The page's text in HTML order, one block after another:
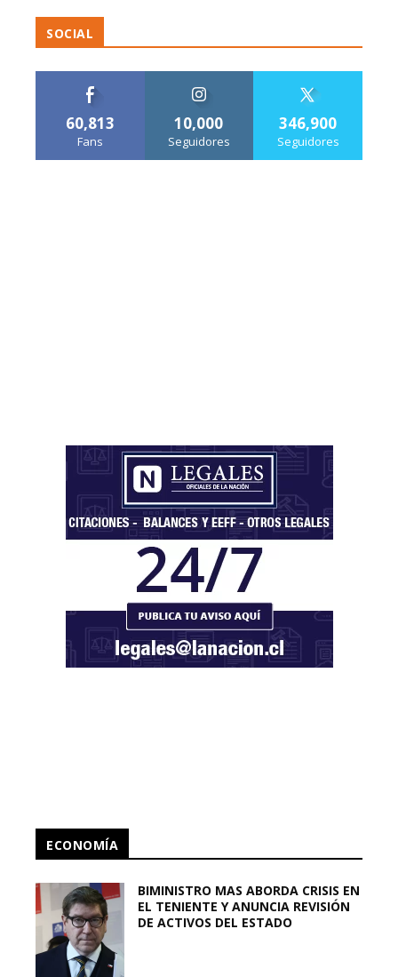
SOCIAL
60,813
Fans
10,000
Seguidores
346,900
Seguidores
ECONOMÍA
BIMINISTRO MAS ABORDA CRISIS EN
EL TENIENTE Y ANUNCIA REVISIÓN
DE ACTIVOS DEL ESTADO